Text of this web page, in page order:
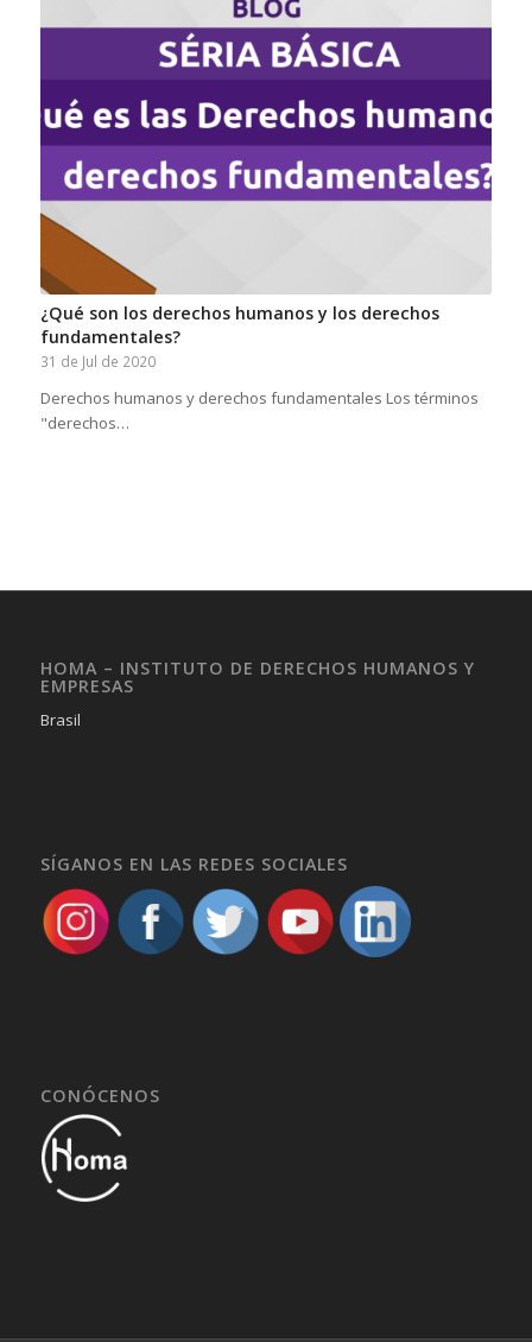
¿Qué son los derechos humanos y los derechos
fundamentales?
31 de Jul de 2020
Derechos humanos y derechos fundamentales Los términos
"derechos…
HOMA – INSTITUTO DE DERECHOS HUMANOS Y
EMPRESAS
Brasil
SÍGANOS EN LAS REDES SOCIALES
CONÓCENOS